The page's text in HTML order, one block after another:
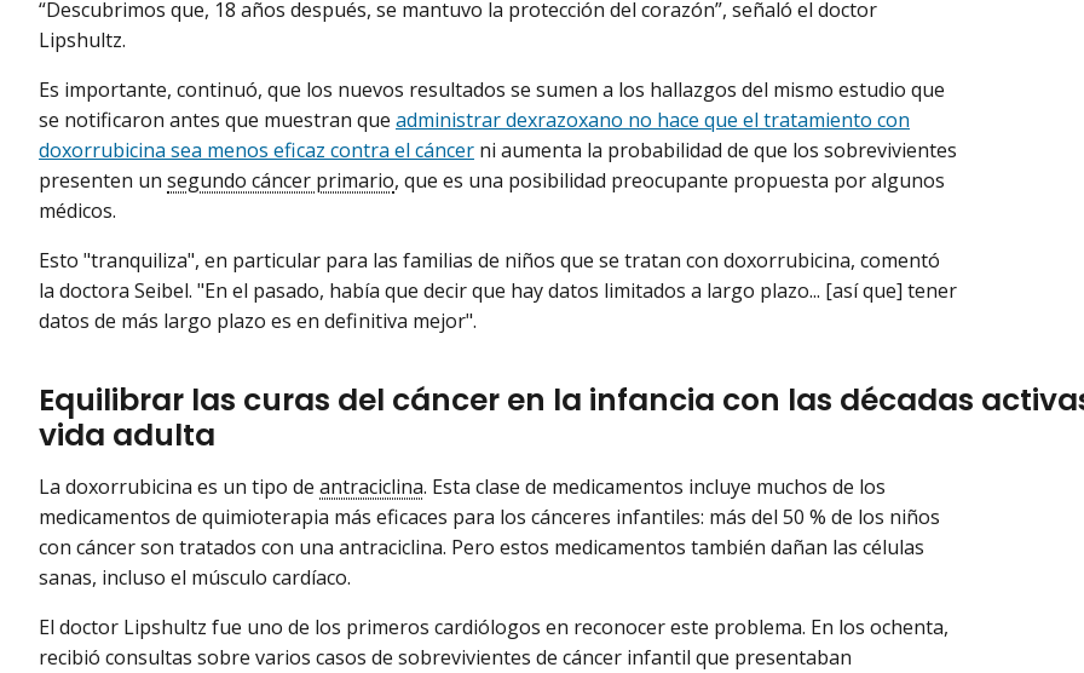
“Descubrimos que, 18 años después, se mantuvo la protección del corazón”, señaló el doctor
Lipshultz.
Es importante, continuó, que los nuevos resultados se sumen a los hallazgos del mismo estudio que
se notificaron antes que muestran que administrar dexrazoxano no hace que el tratamiento con
doxorrubicina sea menos eficaz contra el cáncer ni aumenta la probabilidad de que los sobrevivientes
presenten un segundo cáncer primario, que es una posibilidad preocupante propuesta por algunos
médicos.
Esto "tranquiliza", en particular para las familias de niños que se tratan con doxorrubicina, comentó
la doctora Seibel. "En el pasado, había que decir que hay datos limitados a largo plazo... [así que] tener
datos de más largo plazo es en definitiva mejor".
Equilibrar las curas del cáncer en la infancia con las décadas
vida adulta
La doxorrubicina es un tipo de antraciclina. Esta clase de medicamentos incluye muchos de los
medicamentos de quimioterapia más eficaces para los cánceres infantiles: más del 50 % de los niños
con cáncer son tratados con una antraciclina. Pero estos medicamentos también dañan las células
sanas, incluso el músculo cardíaco.
El doctor Lipshultz fue uno de los primeros cardiólogos en reconocer este problema. En los ochenta,
recibió consultas sobre varios casos de sobrevivientes de cáncer infantil que presentaban